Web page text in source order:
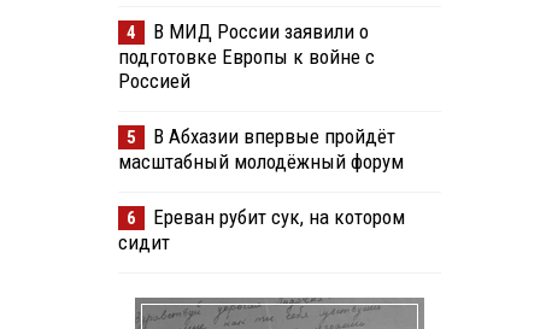
4
В МИД России заявили о
подготовке Европы к войне с
Россией
5
В Абхазии впервые пройдёт
масштабный молодёжный форум
6
Ереван рубит сук, на котором
сидит